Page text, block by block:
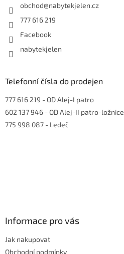
obchod@nabytekjelen.cz
777 616 219
Facebook
nabytekjelen
Telefonní čísla do prodejen
777 616 219 - OD Alej-I patro
602 137 946 - OD Alej-II patro-ložnice
775 998 087 - Ledeč
Informace pro vás
Jak nakupovat
Obchodní podmínky